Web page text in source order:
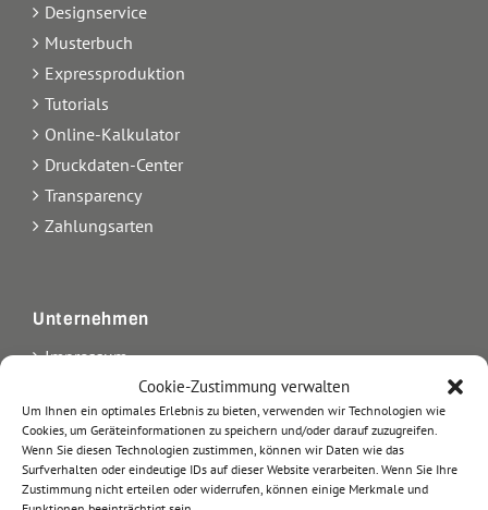
Cookie-Zustimmung verwalten
Um Ihnen ein optimales Erlebnis zu bieten, verwenden wir Technologien wie
Cookies, um Geräteinformationen zu speichern und/oder darauf zuzugreifen.
Wenn Sie diesen Technologien zustimmen, können wir Daten wie das
Surfverhalten oder eindeutige IDs auf dieser Website verarbeiten. Wenn Sie Ihre
Zustimmung nicht erteilen oder widerrufen, können einige Merkmale und
Designservice
Musterbuch
Expressproduktion
Tutorials
Online-Kalkulator
Druckdaten-Center
Transparency
Zahlungsarten
Unternehmen
Impressum
Über uns
AGB
Datenschutz